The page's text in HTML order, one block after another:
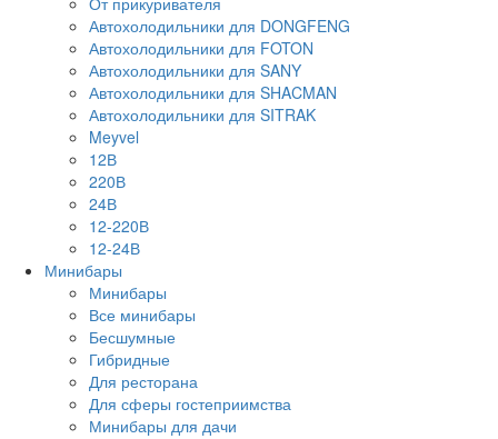
Автохолодильники для DONGFENG
Автохолодильники для FOTON
Автохолодильники для SANY
Автохолодильники для SHACMAN
Автохолодильники для SITRAK
Meyvel
12В
220В
24В
12-220В
12-24В
Минибары
Минибары
Все минибары
Бесшумные
Гибридные
Для ресторана
Для сферы гостеприимства
Минибары для дачи